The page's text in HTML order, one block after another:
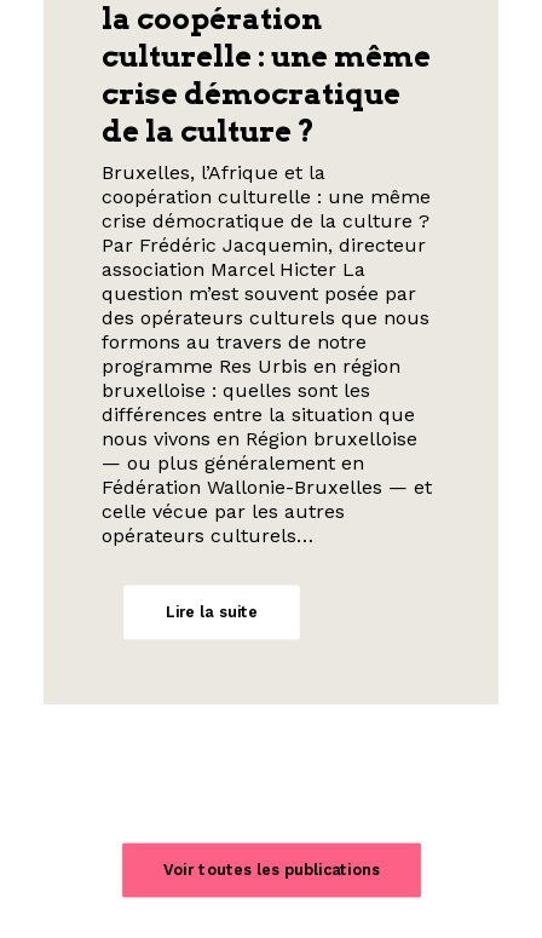
la coopération
culturelle : une même
crise démocratique
de la culture ?
Bruxelles, l’Afrique et la
coopération culturelle : une même
crise démocratique de la culture ?
Par Frédéric Jacquemin, directeur
association Marcel Hicter La
question m’est souvent posée par
des opérateurs culturels que nous
formons au travers de notre
programme Res Urbis en région
bruxelloise : quelles sont les
différences entre la situation que
nous vivons en Région bruxelloise
— ou plus généralement en
Fédération Wallonie-Bruxelles — et
celle vécue par les autres
opérateurs culturels…
Lire la suite
Voir toutes les publications